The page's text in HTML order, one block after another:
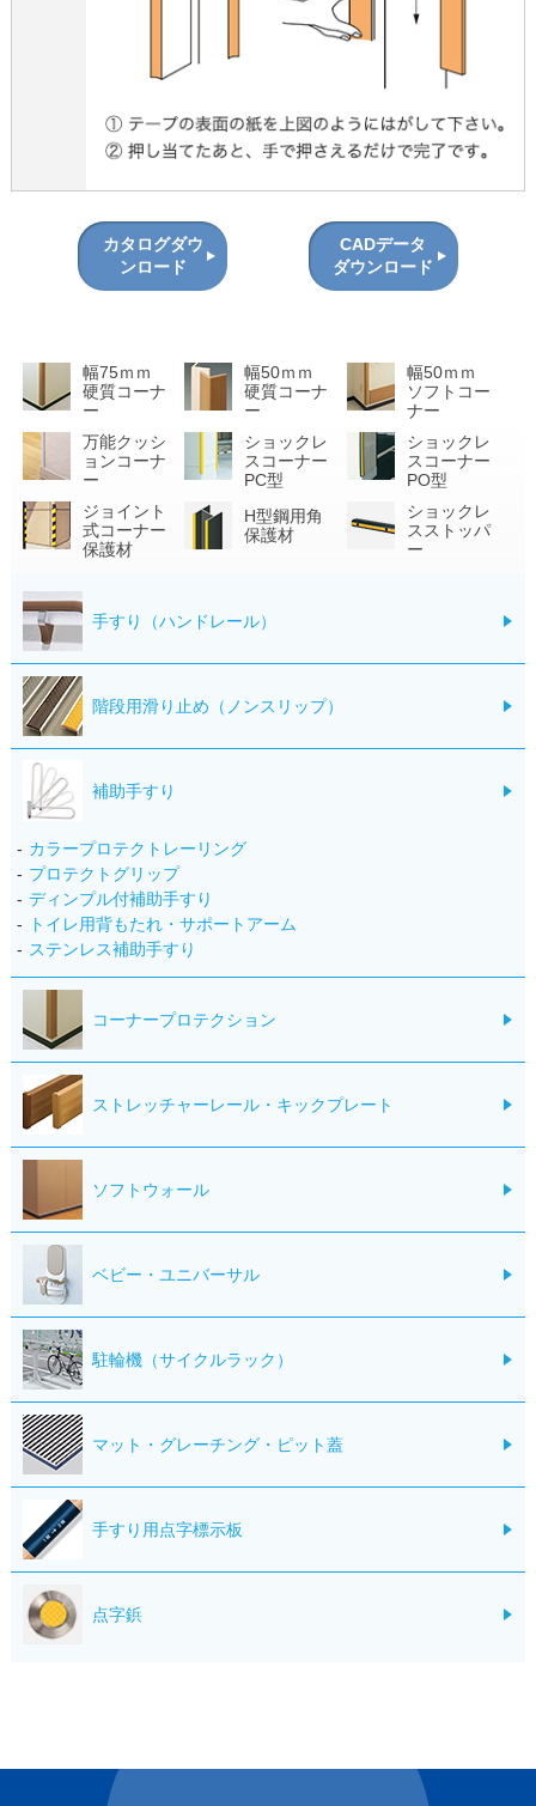
カタログダウ
ンロード
CADデータ
ダウンロード
幅75ｍｍ
硬質コーナ
ー
幅50ｍｍ
硬質コーナ
ー
幅50ｍｍ
ソフトコー
ナー
万能クッシ
ョンコーナ
ー
ショックレ
スコーナー
PC型
ショックレ
スコーナー
PO型
ジョイント
式コーナー
保護材
H型鋼用角
保護材
ショックレ
スストッパ
ー
手すり（ハンドレール）
階段用滑り止め（ノンスリップ）
補助手すり
カラープロテクトレーリング
プロテクトグリップ
ディンプル付補助手すり
トイレ用背もたれ・サポートアーム
ステンレス補助手すり
コーナープロテクション
ストレッチャーレール・キックプレート
ソフトウォール
ベビー・ユニバーサル
駐輪機（サイクルラック）
マット・グレーチング・ピット蓋
手すり用点字標示板
点字鋲